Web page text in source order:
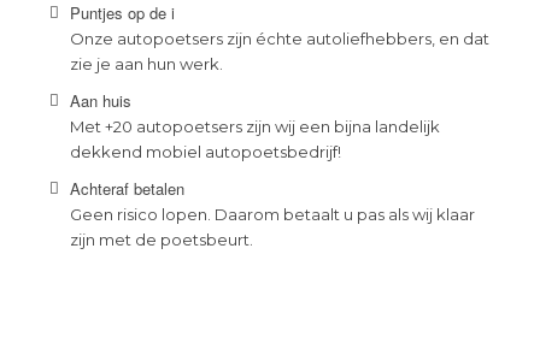
Puntjes op de i
Onze autopoetsers zijn échte autoliefhebbers, en dat
zie je aan hun werk.
Aan huis
Met +20 autopoetsers zijn wij een bijna landelijk
dekkend mobiel autopoetsbedrijf!
Achteraf betalen
Geen risico lopen. Daarom betaalt u pas als wij klaar
zijn met de poetsbeurt.